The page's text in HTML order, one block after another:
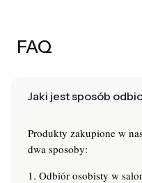
FAQ
Jaki jest sposób
Produkty zakupione w
dwa sposoby:
1. Odbiór osobisty w